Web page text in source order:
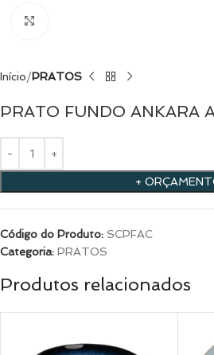
Início PRATOS
PRATO FUNDO ANKARA
+
Código do Produto: SCPFAC
Categoria: PRATOS
Produtos relacionados